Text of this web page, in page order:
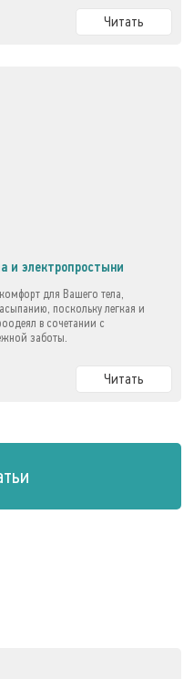
Читать
и электропростыни
для Вашего тела,
поскольку легкая и
в сочетании с
заботы.
Читать